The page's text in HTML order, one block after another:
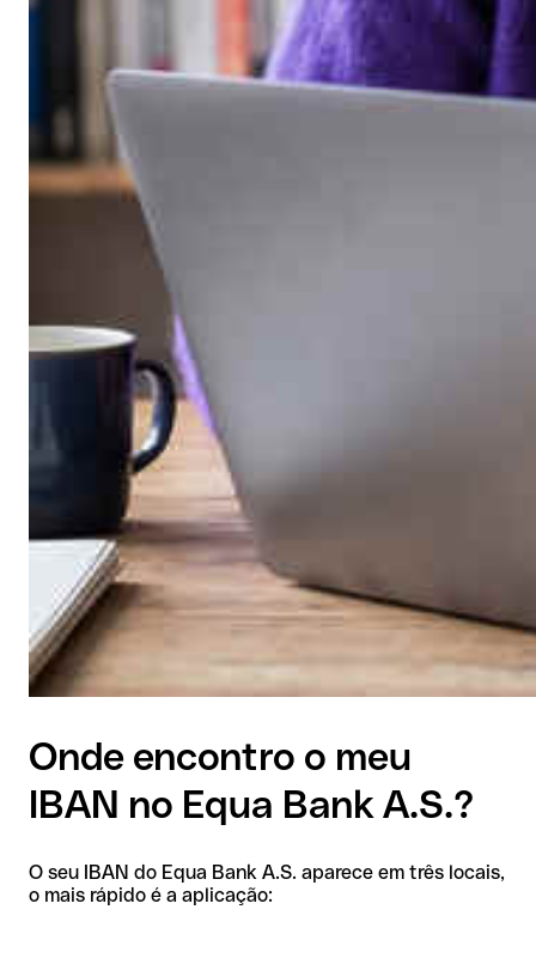
Onde encontro o meu
IBAN no Equa Bank A.S.?
O seu IBAN do Equa Bank A.S. aparece em três locais,
o mais rápido é a aplicação: